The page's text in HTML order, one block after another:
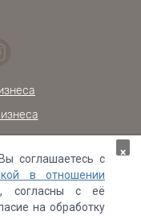
сайт
соглашаетесь с
в отношении
, согласны с её
на обработку
×